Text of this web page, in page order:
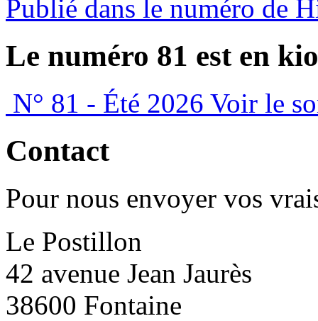
Publié dans le numéro de
Le numéro 81 est en
N° 81 - Été 2026 Voir le
Contact
Pour nous envoyer vos
Le Postillon
42 avenue Jean Jaurès
38600 Fontaine